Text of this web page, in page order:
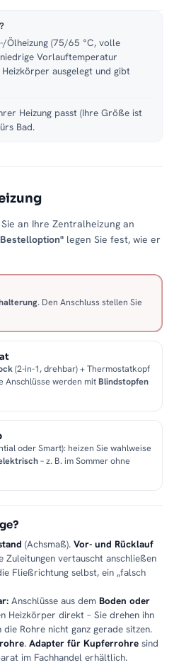
Ölheizung (75/65 °C, volle
Vorlauftemperatur
ausgelegt und gibt
Heizung passt (Ihre Größe ist
Bad.
an Ihre Zentralheizung an
legen Sie fest, wie er
. Den Anschluss stellen Sie
(2-in-1, drehbar) + Thermostatkopf
Anschlüsse werden mitBlindstopfen
oder Smart): heizen Sie wahlweise
– z. B. im Sommer ohne
(Achsmaß). Vor- und Rücklauf
Zuleitungen vertauscht anschließen
Fließrichtung selbst, ein „falsch
Anschlüsse aus dem Boden oder
Heizkörper direkt – Sie drehen ihn
die Rohre nicht ganz gerade sitzen.
. Adapter für Kupferrohre sind
im Fachhandel erhältlich.